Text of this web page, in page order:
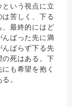
いう視点に立
苦しく、下る
、最終的にはど
んばった先に満
んばらず下る先
の死はある。下
も希望を抱く
。